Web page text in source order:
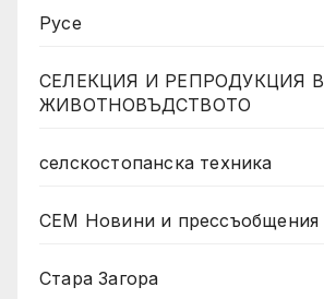
Русе
СЕЛЕКЦИЯ И РЕПРОДУКЦИЯ В
ЖИВОТНОВЪДСТВОТО
селскостопанска техника
СЕМ Новини и прессъобщения
Стара Загора